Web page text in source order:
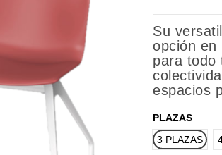
Su
opción en
para todo
espacios
PLAZAS
3 PLAZAS